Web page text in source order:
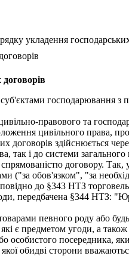
укладення
господарювання з
правового та
цивільного права,
договорів здійснюється
так і до системи
договору.
("за обов'язком", "за
до §343 НТЗ
передбачена §344 НТЗ:
певного роду або
є предметом угоди, а
особистого посередника,
обидві сторони